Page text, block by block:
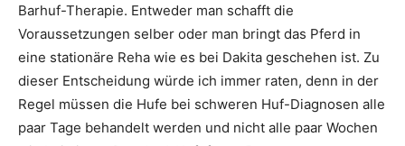
Barhuf-Therapie. Entweder man schafft die
Voraussetzungen selber oder man bringt das Pferd in
eine stationäre Reha wie es bei Dakita geschehen ist. Zu
dieser Entscheidung würde ich immer raten, denn in der
Regel müssen die Hufe bei schweren Huf-Diagnosen alle
paar Tage behandelt werden und nicht alle paar Wochen